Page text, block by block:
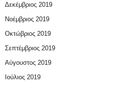
Δεκέμβριος 2019
Νοέμβριος 2019
Οκτώβριος 2019
Σεπτέμβριος 2019
Αύγουστος 2019
Ιούλιος 2019